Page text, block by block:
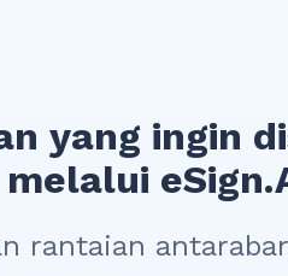
yang ingin
rantaian